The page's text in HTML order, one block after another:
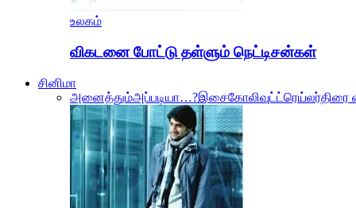
உலகம்
விகடனை போட்டு தள்ளும் நெட்டிசன்கள்
சினிமா
அனைத்தும்அப்படியா…?இசைகோலிவுட் ட்ரெய்லர்திரை